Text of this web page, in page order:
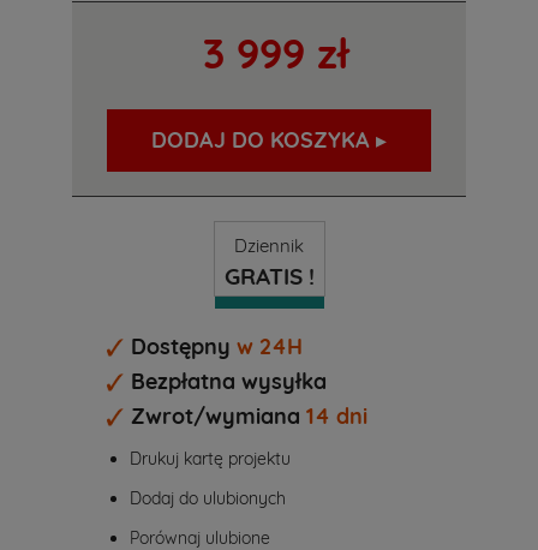
3 999 zł
DODAJ DO KOSZYKA ▸
Dziennik
GRATIS !
Dostępny w 24H
Bezpłatna wysyłka
Zwrot/wymiana 14 dni
Drukuj kartę projektu
Dodaj do ulubionych
Porównaj ulubione